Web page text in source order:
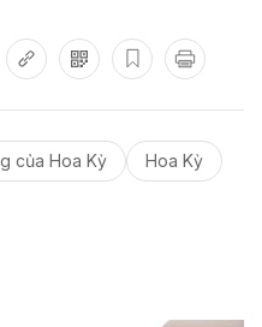
của Hoa Kỳ
Hoa Kỳ